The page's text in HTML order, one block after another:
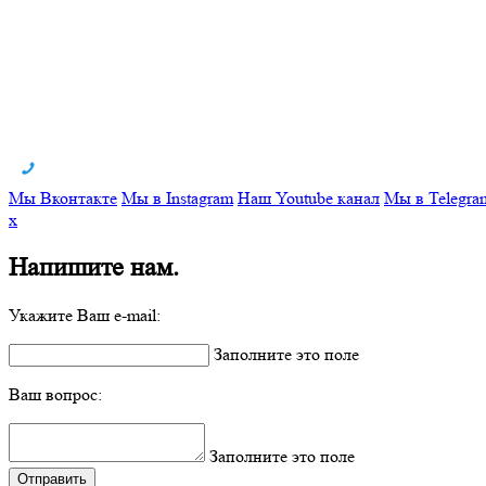
Мы Вконтакте Мы в Instagram Наш Youtube канал Мы в
x
Напишите нам.
Укажите Ваш e-mail:
Заполните это поле
Ваш вопрос:
Заполните это поле